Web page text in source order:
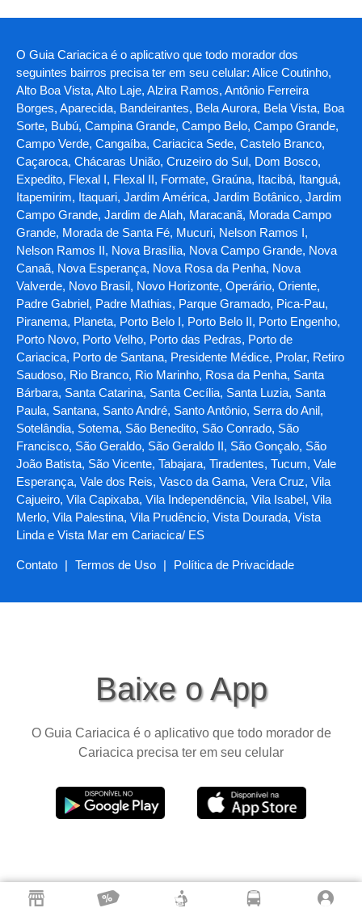
O Guia Cariacica é o aplicativo que todo morador dos
seguintes bairros precisa ter em seu celular: Alice Coutinho,
Alto Boa Vista, Alto Laje, Alzira Ramos, Antônio Ferreira
Borges, Aparecida, Bandeirantes, Bela Aurora, Bela Vista, Boa
Sorte, Bubú, Campina Grande, Campo Belo, Campo Grande,
Campo Verde, Cangaíba, Cariacica Sede, Castelo Branco,
Caçaroca, Chácaras União, Cruzeiro do Sul, Dom Bosco,
Expedito, Flexal I, Flexal II, Formate, Graúna, Itacibá, Itanguá,
Itapemirim, Itaquari, Jardim América, Jardim Botânico, Jardim
Campo Grande, Jardim de Alah, Maracanã, Morada Campo
Grande, Morada de Santa Fé, Mucuri, Nelson Ramos I,
Nelson Ramos II, Nova Brasília, Nova Campo Grande, Nova
Canaã, Nova Esperança, Nova Rosa da Penha, Nova
Valverde, Novo Brasil, Novo Horizonte, Operário, Oriente,
Padre Gabriel, Padre Mathias, Parque Gramado, Pica-Pau,
Piranema, Planeta, Porto Belo I, Porto Belo II, Porto Engenho,
Porto Novo, Porto Velho, Porto das Pedras, Porto de
Cariacica, Porto de Santana, Presidente Médice, Prolar, Retiro
Saudoso, Rio Branco, Rio Marinho, Rosa da Penha, Santa
Bárbara, Santa Catarina, Santa Cecília, Santa Luzia, Santa
Paula, Santana, Santo André, Santo Antônio, Serra do Anil,
Sotelândia, Sotema, São Benedito, São Conrado, São
Francisco, São Geraldo, São Geraldo II, São Gonçalo, São
João Batista, São Vicente, Tabajara, Tiradentes, Tucum, Vale
Esperança, Vale dos Reis, Vasco da Gama, Vera Cruz, Vila
Cajueiro, Vila Capixaba, Vila Independência, Vila Isabel, Vila
Merlo, Vila Palestina, Vila Prudêncio, Vista Dourada, Vista
Linda e Vista Mar em Cariacica/ ES
Contato | Termos de Uso | Política de Privacidade
Baixe o App
O Guia Cariacica é o aplicativo que todo morador de
Cariacica precisa ter em seu celular